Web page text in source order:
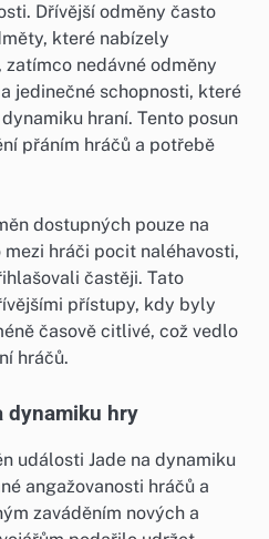
Dřívější odměny často
které nabízely
nedávné odměny
jedinečné schopnosti, které
hraní. Tento posun
přáním hráčů a potřebě
dostupných pouze na
hráči pocit naléhavosti,
častěji. Tato
přístupy, kdy byly
časově citlivé, což vedlo
hráčů.
dynamiku hry
události Jade na dynamiku
angažovanosti hráčů a
zaváděním nových a